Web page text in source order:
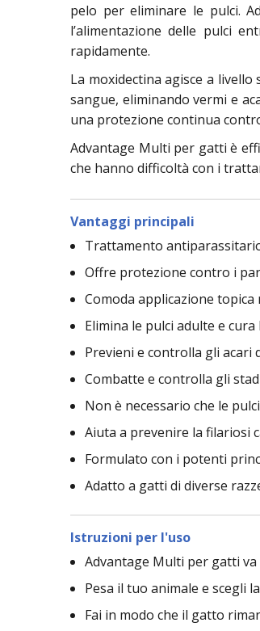
pelo per eliminare le pulci.
l’alimentazione delle pulci
rapidamente.
La moxidectina agisce a
sangue, eliminando vermi e
una protezione continua
Advantage Multi per gatti è
che hanno difficoltà con i
Vantaggi principali
Trattamento
Offre protezione contro i
Comoda applicazione topica
Elimina le pulci adulte e
Previeni e controlla gli acari
Combatte e controlla gli
Non è necessario che le
Aiuta a prevenire la filariosi
Formulato con i potenti
Adatto a gatti di diverse
Istruzioni per l'uso
Advantage Multi per gatti
Pesa il tuo animale e scegli
Fai in modo che il gatto